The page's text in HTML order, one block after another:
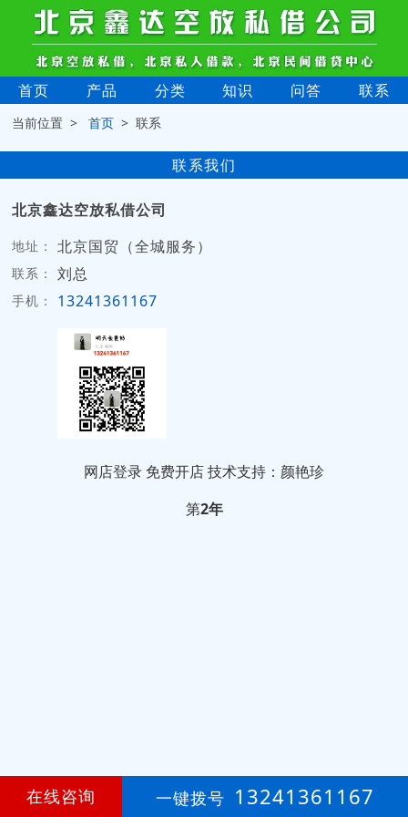
首页 产品 分类 知识 问答 联系
当前位置 >首页 > 联系
联系我们
北京鑫达空放私借公司
地址： 北京国贸（全城服务）
联系： 刘总
手机： 13241361167
网店登录 免费开店技术支持：颜艳珍
第2年
在线咨询 一键拨号 13241361167